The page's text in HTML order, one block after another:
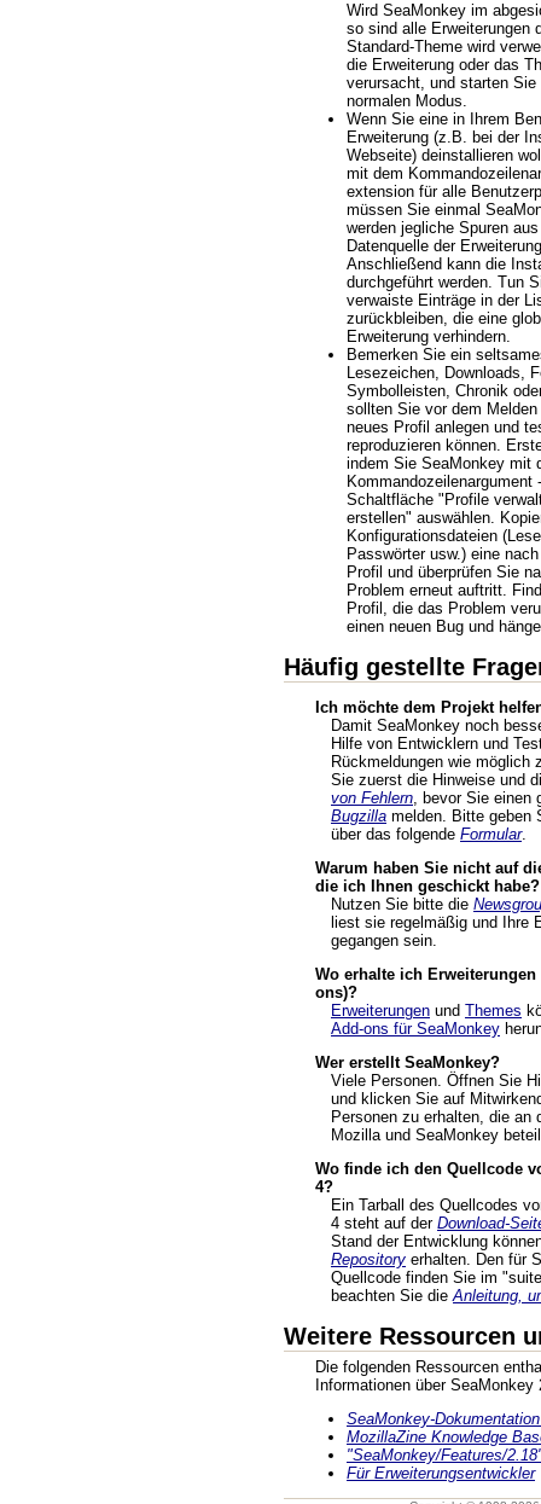
Wird SeaMonkey im
so sind alle Erweiterungen
Standard-Theme wird
die Erweiterung oder das
verursacht, und starten
normalen Modus.
Wenn Sie eine in Ihrem
Erweiterung (z.B. bei der
Webseite) deinstallieren
mit dem
extension für alle
müssen Sie einmal
werden jegliche Spuren
Datenquelle der
Anschließend kann die
durchgeführt werden. Tun
verwaiste Einträge in der
zurückbleiben, die eine
Erweiterung verhindern.
Bemerken Sie ein
Lesezeichen, Downloads,
Symbolleisten, Chronik
sollten Sie vor dem
neues Profil anlegen und
reproduzieren können.
indem Sie SeaMonkey mit
Kommandozeilenargument
Schaltfläche "Profile
erstellen" auswählen.
Konfigurationsdateien
Passwörter usw.) eine
Profil und überprüfen Sie
Problem erneut auftritt.
Profil, die das Problem
einen neuen Bug und
Häufig gestellte
Ich möchte dem Projekt
Damit SeaMonkey noch
Hilfe von Entwicklern und
Rückmeldungen wie möglich
Sie zuerst die Hinweise und
von Fehlern, bevor Sie einen
Bugzilla melden. Bitte geben
über das folgende Formular.
Warum haben Sie nicht auf
die ich Ihnen geschickt habe?
Nutzen Sie bitte die
liest sie regelmäßig und Ihre
gegangen sein.
Wo erhalte ich
ons)?
Erweiterungen und Themes
Add-ons für SeaMonkey
Wer erstellt SeaMonkey?
Viele Personen. Öffnen Sie
und klicken Sie auf
Personen zu erhalten, die an
Mozilla und SeaMonkey
Wo finde ich den Quellcode
4?
Ein Tarball des Quellcodes
4 steht auf der Download-
Stand der Entwicklung
Repository erhalten. Den für
Quellcode finden Sie im
beachten Sie dieAnleitung,
Weitere Ressourcen
Die folgenden Ressourcen
Informationen über SeaMonkey
SeaMonkey-
MozillaZine Knowledge
"SeaMonkey/Features/
Für Erweiterungsentwickler